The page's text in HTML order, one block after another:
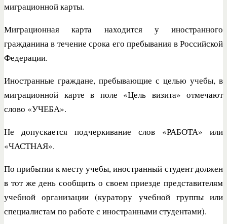
миграционной карты.
Миграционная карта находится у иностранного
гражданина в течение срока его пребывания в Российской
Федерации.
Иностранные граждане, пребывающие с целью учебы, в
миграционной карте в поле «Цель визита» отмечают
слово «УЧЕБА».
Не допускается подчеркивание слов «РАБОТА» или
«ЧАСТНАЯ».
По прибытии к месту учебы, иностранный студент должен
в тот же день сообщить о своем приезде представителям
учебной организации (куратору учебной группы или
специалистам по работе с иностранными студентами).